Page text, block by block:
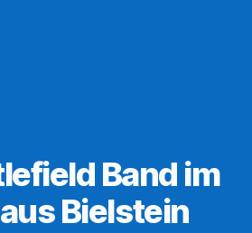
Band im
Bielstein